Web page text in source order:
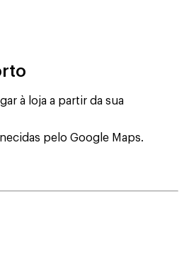
à loja a partir da sua
pelo Google Maps.